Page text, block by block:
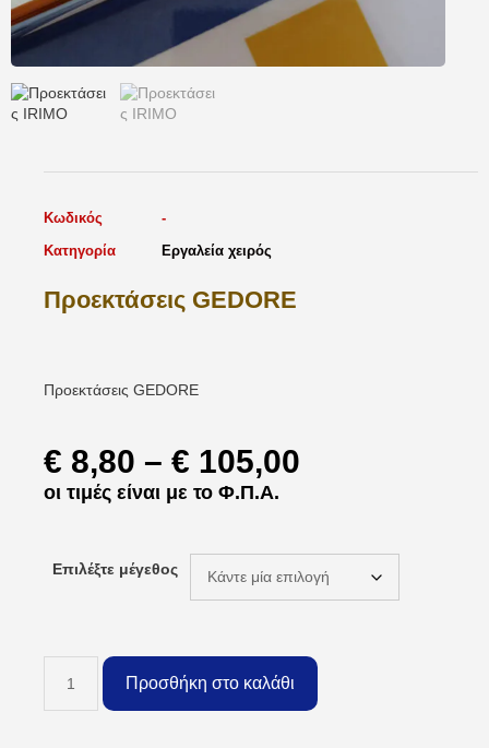
Κωδικός
-
Κατηγορία
Εργαλεία χειρός
Προεκτάσεις GEDORE
Προεκτάσεις GEDORE
€ 8,80 – € 105,00
οι τιμές είναι με το Φ.Π.Α.
Επιλέξτε μέγεθος
Προσθήκη στο καλάθι